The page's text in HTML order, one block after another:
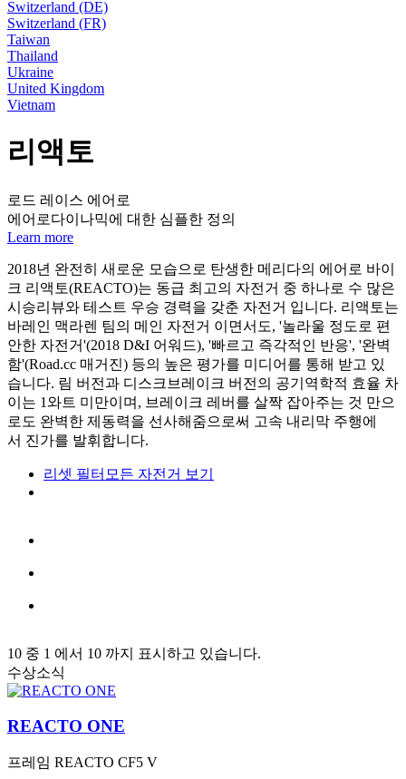
Switzerland (DE)
Switzerland (FR)
Taiwan
Thailand
Ukraine
United Kingdom
Vietnam
리액토
로드 레이스 에어로
에어로다이나믹에 대한 심플한 정의
Learn more
2018년 완전히 새로운 모습으로 탄생한 메리다의 에어로 바이
크 리액토(REACTO)는 동급 최고의 자전거 중 하나로 수 많은
시승리뷰와 테스트 우승 경력을 갖춘 자전거 입니다. 리액토는
바레인 맥라렌 팀의 메인 자전거 이면서도, '놀라울 정도로 편
안한 자전거'(2018 D&I 어워드), '빠르고 즉각적인 반응', '완벽
함'(Road.cc 매거진) 등의 높은 평가를 미디어를 통해 받고 있
습니다. 림 버전과 디스크브레이크 버전의 공기역학적 효율 차
이는 1와트 미만이며, 브레이크 레버를 살짝 잡아주는 것 만으
로도 완벽한 제동력을 선사해줌으로써 고속 내리막 주행에
서 진가를 발휘합니다.
리셋 필터 모든 자전거 보기
10 중 1 에서 10 까지 표시하고 있습니다.
수상소식
REACTO ONE
프레임 REACTO CF5 V